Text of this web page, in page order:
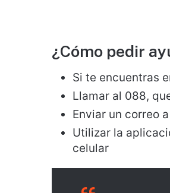
¿Cómo pedir
Si te encuentras
Llamar al 088,
Enviar un correo a
Utilizar la
celular